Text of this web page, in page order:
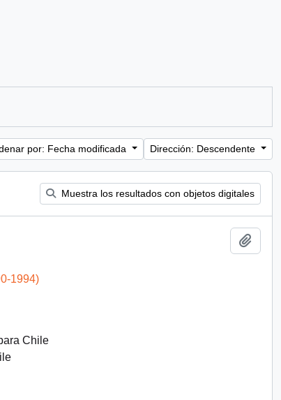
por: Fecha modificada Dirección: Descendente
Muestra los resultados con objetos digitales
1994)
Chile